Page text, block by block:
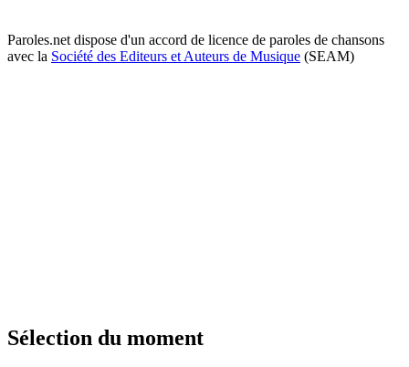
Paroles.net dispose d'un accord de licence de paroles de chansons
avec la Société des Editeurs et Auteurs de Musique (SEAM)
Sélection du moment